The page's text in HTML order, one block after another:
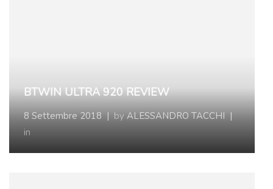
BTWIN ULTRA 920 REVIEW
8 Settembre 2018 | by ALESSANDRO TACCHI |
in